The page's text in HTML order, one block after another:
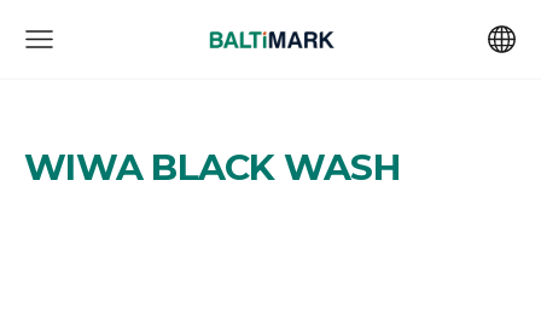
WIWA BLACK WASH